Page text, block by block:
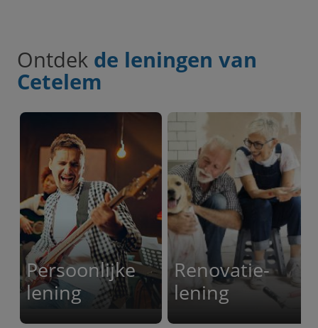
Ontdek de leningen van
Cetelem
Persoonlijke
lening
Renovatie-
lening